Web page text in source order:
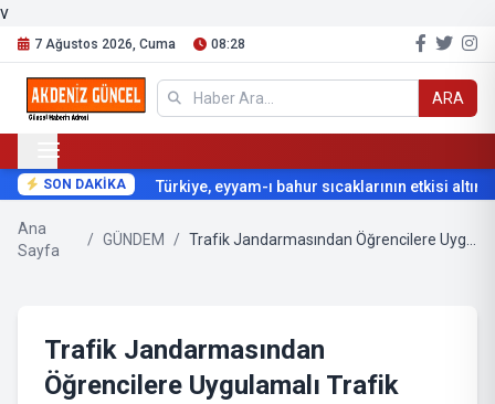
v
7 Ağustos 2026, Cuma 08:28
ARA
SON DAKİKA Türkiye, eyyam-ı bahur sıcaklarının etkisi altına
Ana
Sayfa
/ GÜNDEM /
Trafik Jandarmasından
Öğrencilere Uygulamalı Trafik